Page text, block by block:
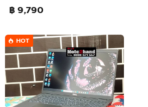
฿ 9,790
HOT